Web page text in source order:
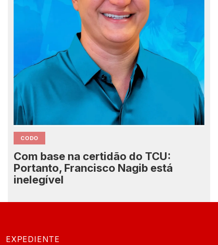
CODO
Com base na certidão do TCU:
Portanto, Francisco Nagib está
inelegível
EXPEDIENTE